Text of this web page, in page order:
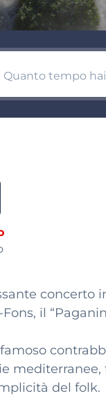
Quanto tempo
concerto
il
mediterranee,
del folk.